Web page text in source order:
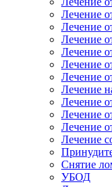
Лечение
Лечение
Лечение
Лечение
Лечение
Лечение
Лечение
Лечение
Лечение
Лечение
Лечение
Снятие
УБОД